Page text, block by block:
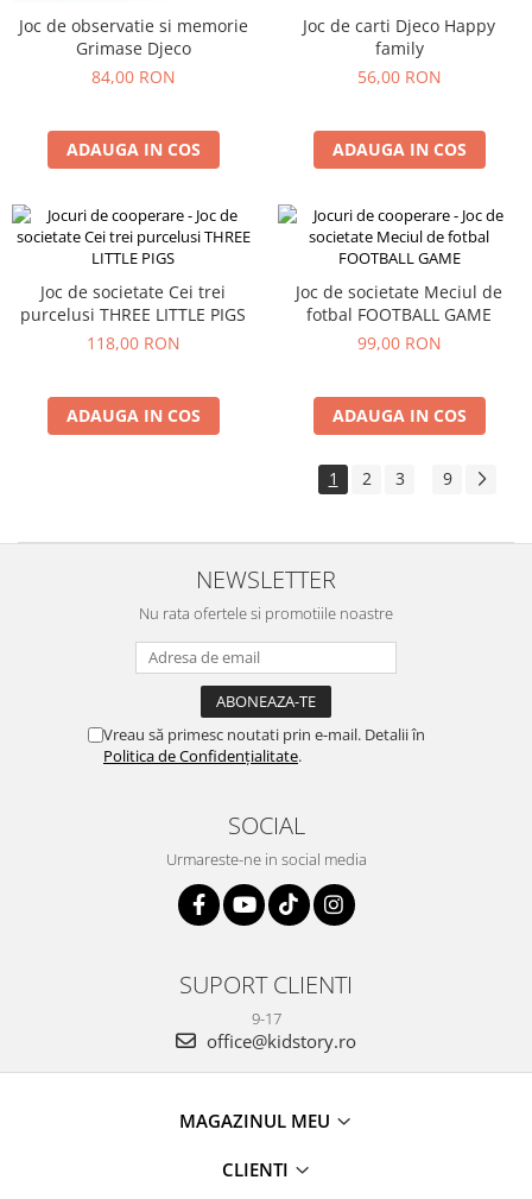
Joc de observatie si memorie
Grimase Djeco
84,00 RON
ADAUGA IN COS
Joc de carti Djeco Happy
family
56,00 RON
ADAUGA IN COS
Joc de societate Cei trei
purcelusi THREE LITTLE PIGS
118,00 RON
ADAUGA IN COS
Joc de societate Meciul de
fotbal FOOTBALL GAME
99,00 RON
ADAUGA IN COS
1 2 3 9
NEWSLETTER
Nu rata ofertele si promotiile noastre
Vreau să primesc noutati prin e-mail. Detalii în
Politica de Confidențialitate.
SOCIAL
Urmareste-ne in social media
SUPORT CLIENTI
9-17
office@kidstory.ro
MAGAZINUL MEU
CLIENTI